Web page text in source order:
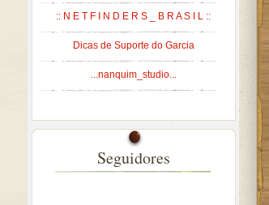
:: N E T F I N D E R S _ B R A S I L ::
Dicas de Suporte do Garcia
...nanquim_studio...
Seguidores